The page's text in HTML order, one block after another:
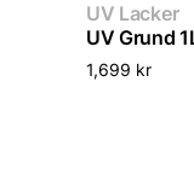
UV Lacker
UV Grund
1,699 kr